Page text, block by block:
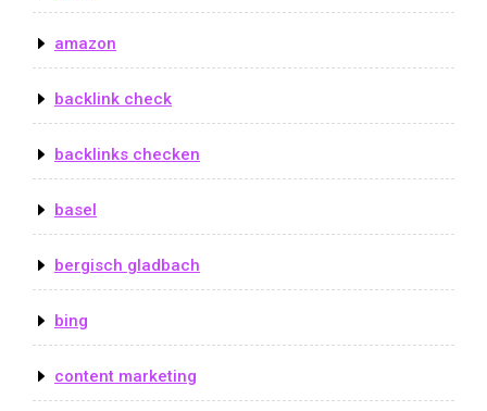
amazon
backlink check
backlinks checken
basel
bergisch gladbach
bing
content marketing